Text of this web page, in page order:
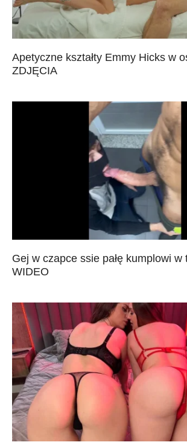
Apetyczne kształty Emmy Hicks w
ZDJĘCIA
Gej w czapce ssie pałę kumplowi w
WIDEO